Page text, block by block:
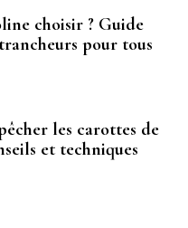
choisir ? Guide
pour tous
les carottes de
et techniques